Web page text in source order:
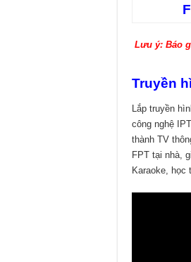
Lưu ý: Báo
Truyền
Lắp truyền
công nghệ
thành TV
FPT tại nhà,
Karaoke, học